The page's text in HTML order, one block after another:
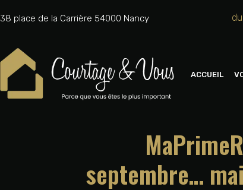
38 place de la Carrière 54000 Nancy
ACCUEIL
septembre…